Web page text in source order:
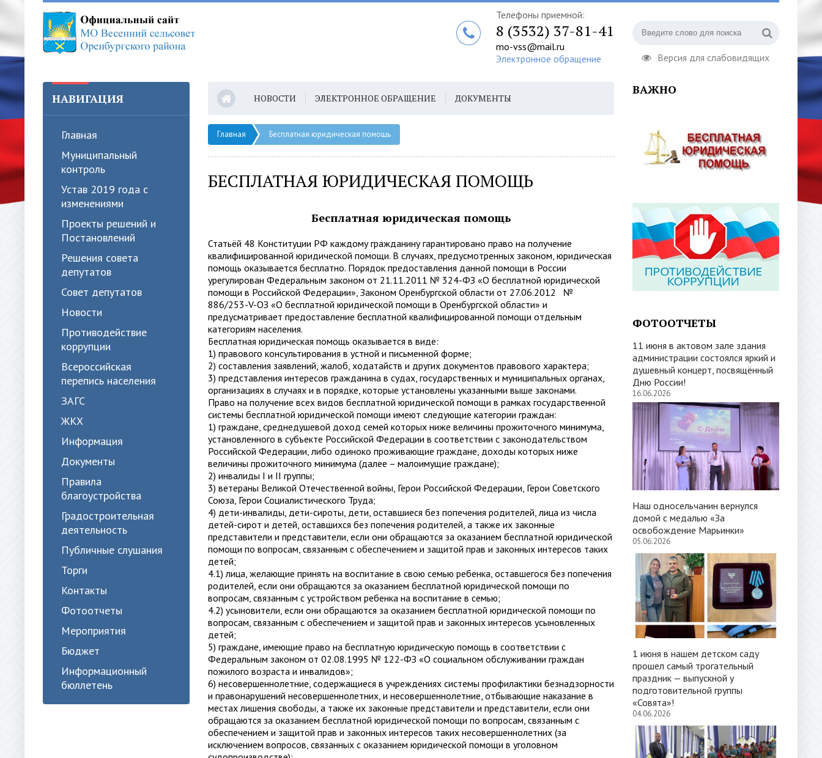
Версия для слабовидящих
Телефоны приемной:
8 (3532) 37-81-41
mo-vss@mail.ru
Электронное обращение
НАВИГАЦИЯ
Главная
Муниципальный
контроль
Устав 2019 года с
изменениями
Проекты решений и
Постановлений
Решения совета
депутатов
Совет депутатов
Новости
Противодействие
коррупции
Всероссийская
перепись населения
ЗАГС
ЖКХ
Информация
Документы
Правила
благоустройства
Градостроительная
деятельность
Публичные слушания
Торги
Контакты
Фотоотчеты
Мероприятия
Бюджет
Информационный
бюллетень
НОВОСТИ ЭЛЕКТРОННОЕ ОБРАЩЕНИЕ ДОКУМЕНТЫ
Главная Бесплатная юридическая помощь
БЕСПЛАТНАЯ ЮРИДИЧЕСКАЯ ПОМОЩЬ
Бесплатная юридическая помощь
Статьёй 48 Конституции РФ каждому гражданину гарантировано право на получение
квалифицированной юридической помощи. В случаях, предусмотренных законом, юридическая
помощь оказывается бесплатно. Порядок предоставления данной помощи в России
урегулирован Федеральным законом от 21.11.2011 № 324-ФЗ «О бесплатной юридической
помощи в Российской Федерации», Законом Оренбургской области от 27.06.2012 №
886/253-V-ОЗ «О бесплатной юридической помощи в Оренбургской области» и
предусматривает предоставление бесплатной квалифицированной помощи отдельным
категориям населения.
Бесплатная юридическая помощь оказывается в виде:
1) правового консультирования в устной и письменной форме;
2) составления заявлений, жалоб, ходатайств и других документов правового характера;
3) представления интересов гражданина в судах, государственных и муниципальных органах,
организациях в случаях и в порядке, которые установлены указанными выше законами.
Право на получение всех видов бесплатной юридической помощи в рамках государственной
системы бесплатной юридической помощи имеют следующие категории граждан:
1) граждане, среднедушевой доход семей которых ниже величины прожиточного минимума,
установленного в субъекте Российской Федерации в соответствии с законодательством
Российской Федерации, либо одиноко проживающие граждане, доходы которых ниже
величины прожиточного минимума (далее – малоимущие граждане);
2) инвалиды I и II группы;
3) ветераны Великой Отечественной войны, Герои Российской Федерации, Герои Советского
Союза, Герои Социалистического Труда;
4) дети-инвалиды, дети-сироты, дети, оставшиеся без попечения родителей, лица из числа
детей-сирот и детей, оставшихся без попечения родителей, а также их законные
представители и представители, если они обращаются за оказанием бесплатной юридической
помощи по вопросам, связанным с обеспечением и защитой прав и законных интересов таких
детей;
4.1) лица, желающие принять на воспитание в свою семью ребенка, оставшегося без попечения
родителей, если они обращаются за оказанием бесплатной юридической помощи по
вопросам, связанным с устройством ребенка на воспитание в семью;
4.2) усыновители, если они обращаются за оказанием бесплатной юридической помощи по
вопросам, связанным с обеспечением и защитой прав и законных интересов усыновленных
детей;
5) граждане, имеющие право на бесплатную юридическую помощь в соответствии с
Федеральным законом от 02.08.1995 № 122-ФЗ «О социальном обслуживании граждан
пожилого возраста и инвалидов»;
6) несовершеннолетние, содержащиеся в учреждениях системы профилактики безнадзорности
и правонарушений несовершеннолетних, и несовершеннолетние, отбывающие наказание в
местах лишения свободы, а также их законные представители и представители, если они
обращаются за оказанием бесплатной юридической помощи по вопросам, связанным с
обеспечением и защитой прав и законных интересов таких несовершеннолетних (за
исключением вопросов, связанных с оказанием юридической помощи в уголовном
ВАЖНО
ФОТООТЧЕТЫ
11 июня в актовом зале здания
администрации состоялся яркий и
душевный концерт, посвящённый
Дню России!
16.06.2026
Наш односельчанин вернулся
домой с медалью «За
освобождение Марьинки»
05.06.2026
1 июня в нашем детском саду
прошел самый трогательный
праздник — выпускной у
подготовительной группы
«Совята»!
04.06.2026